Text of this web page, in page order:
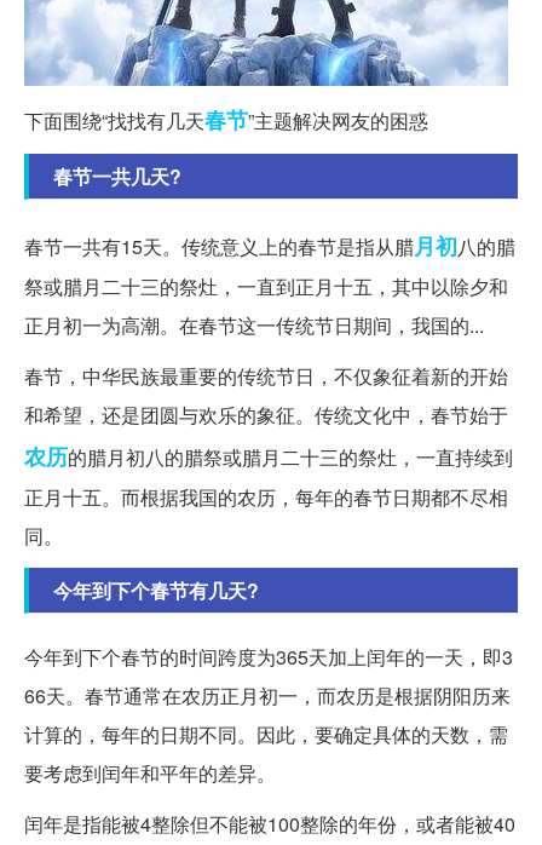
下面围绕“找找有几天春节”主题解决网友的困惑
春节一共几天?
春节一共有15天。传统意义上的春节是指从腊月初八的腊
祭或腊月二十三的祭灶，一直到正月十五，其中以除夕和
正月初一为高潮。在春节这一传统节日期间，我国的...
春节，中华民族最重要的传统节日，不仅象征着新的开始
和希望，还是团圆与欢乐的象征。传统文化中，春节始于
农历的腊月初八的腊祭或腊月二十三的祭灶，一直持续到
正月十五。而根据我国的农历，每年的春节日期都不尽相
同。
今年到下个春节有几天?
今年到下个春节的时间跨度为365天加上闰年的一天，即3
66天。春节通常在农历正月初一，而农历是根据阴阳历来
计算的，每年的日期不同。因此，要确定具体的天数，需
要考虑到闰年和平年的差异。
闰年是指能被4整除但不能被100整除的年份，或者能被40